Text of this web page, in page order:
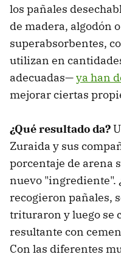
los pañales
de madera, algodón
superabsorbentes,
utilizan en
adecuadas—ya han
mejorar ciertas
¿Qué resultado da?
Zuraida y sus
porcentaje de arena
nuevo "ingrediente".
recogieron pañales,
trituraron y luego se
resultante con
Con las diferentes